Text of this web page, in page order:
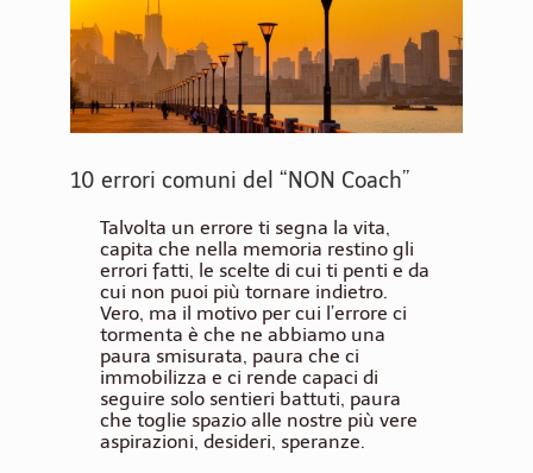
10 errori comuni del “NON Coach”
Talvolta un errore ti segna la vita,
capita che nella memoria restino gli
errori fatti, le scelte di cui ti penti e da
cui non puoi più tornare indietro.
Vero, ma il motivo per cui l’errore ci
tormenta è che ne abbiamo una
paura smisurata, paura che ci
immobilizza e ci rende capaci di
seguire solo sentieri battuti, paura
che toglie spazio alle nostre più vere
aspirazioni, desideri, speranze.